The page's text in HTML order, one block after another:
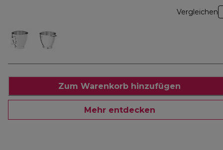
Vergleichen
Zum Warenkorb hinzufügen
Mehr entdecken